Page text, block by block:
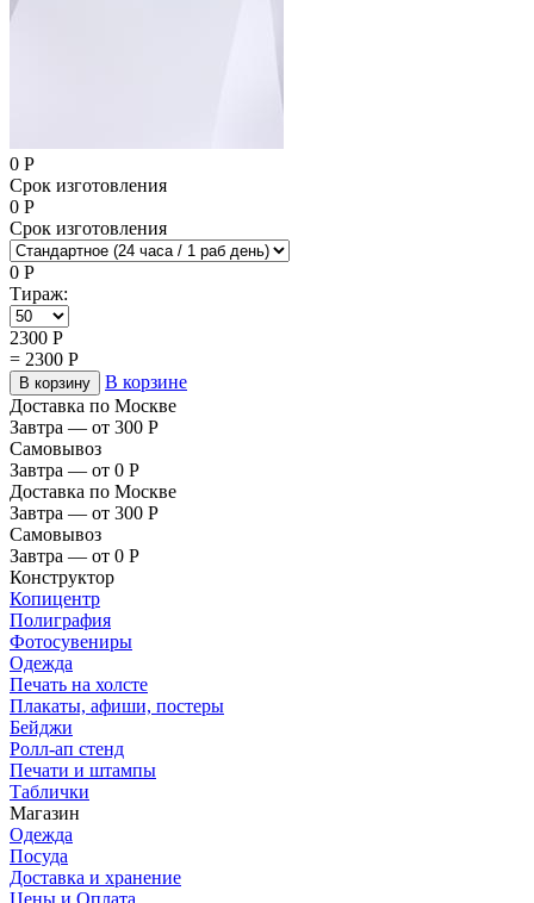
0 Р
Срок изготовления
0 Р
Срок изготовления
0 Р
Тираж:
2300 Р
= 2300 Р
В корзину
В корзине
Доставка по Москве
Завтра — от 300 Р
Самовывоз
Завтра — от 0 Р
Доставка по Москве
Завтра — от 300 Р
Самовывоз
Завтра — от 0 Р
Конструктор
Копицентр
Полиграфия
Фотосувениры
Одежда
Печать на холсте
Плакаты, афиши, постеры
Бейджи
Ролл-ап стенд
Печати и штампы
Таблички
Магазин
Одежда
Посуда
Доставка и хранение
Цены и Оплата